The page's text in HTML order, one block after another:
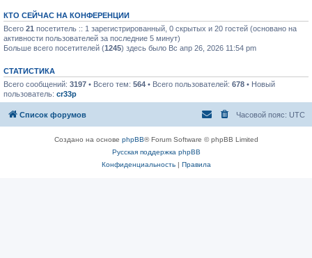
КТО СЕЙЧАС НА КОНФЕРЕНЦИИ
Всего 21 посетитель :: 1 зарегистрированный, 0 скрытых и 20 гостей (основано на
активности пользователей за последние 5 минут)
Больше всего посетителей (1245) здесь было Вс апр 26, 2026 11:54 pm
СТАТИСТИКА
Всего сообщений: 3197 • Всего тем: 564 • Всего пользователей: 678 • Новый
пользователь: cr33p
Список форумов Часовой пояс: UTC
Создано на основе phpBB® Forum Software © phpBB Limited
Русская поддержка phpBB
Конфиденциальность| Правила